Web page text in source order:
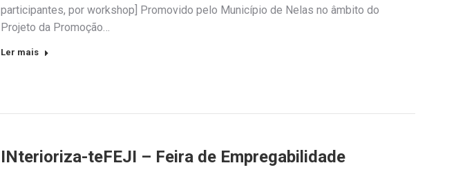
participantes, por workshop] Promovido pelo Município de Nelas no âmbito do
Projeto da Promoção…
Ler mais
INterioriza-teFEJI – Feira de Empregabilidade